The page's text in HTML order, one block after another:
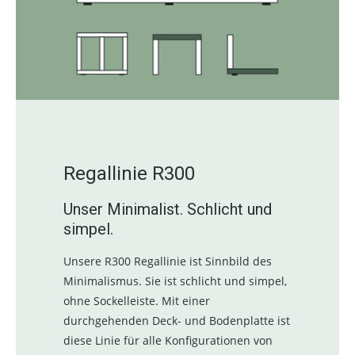
Regallinie R300
Unser Minimalist. Schlicht und
simpel.
Unsere R300 Regallinie ist Sinnbild des
Minimalismus. Sie ist schlicht und simpel,
ohne Sockelleiste. Mit einer
durchgehenden Deck- und Bodenplatte ist
diese Linie für alle Konfigurationen von